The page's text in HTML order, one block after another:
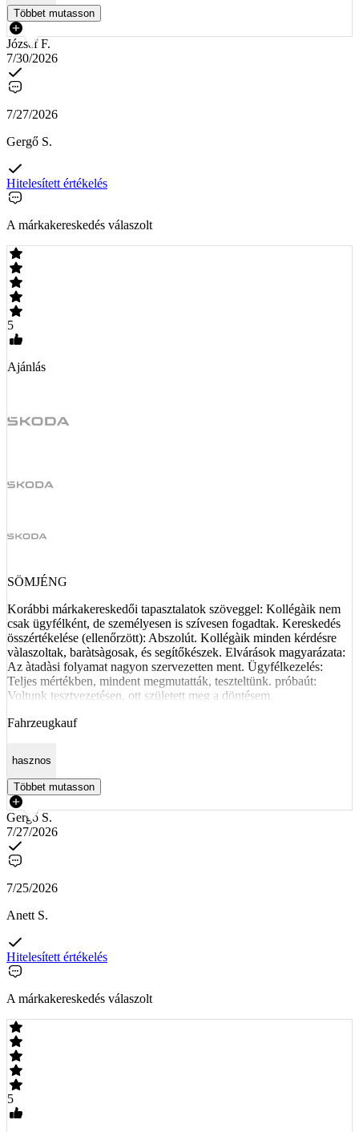
Többet mutasson
József F.
7/30/2026
7/27/2026
Gergő S.
Hitelesített értékelés
A márkakereskedés válaszolt
5
Ajánlás
SÖMJÉNG
Korábbi márkakereskedői tapasztalatok szöveggel: Kollégàik nem
csak ügyfélként, de személyesen is szívesen fogadtak. Kereskedés
összértékelése (ellenőrzött): Abszolút. Kollégàik minden kérdésre
vàlaszoltak, baràtsàgosak, és segítőkészek. Elvárások magyarázata:
Az àtadàsi folyamat nagyon szervezetten ment. Ügyfélkezelés:
Teljes mértékben, mindent megmutatták, teszteltünk. próbaút:
Voltunk tesztvezetésen, ott született meg a döntésem.
Fahrzeugkauf
hasznos
Többet mutasson
Gergő S.
7/27/2026
7/25/2026
Anett S.
Hitelesített értékelés
A márkakereskedés válaszolt
5